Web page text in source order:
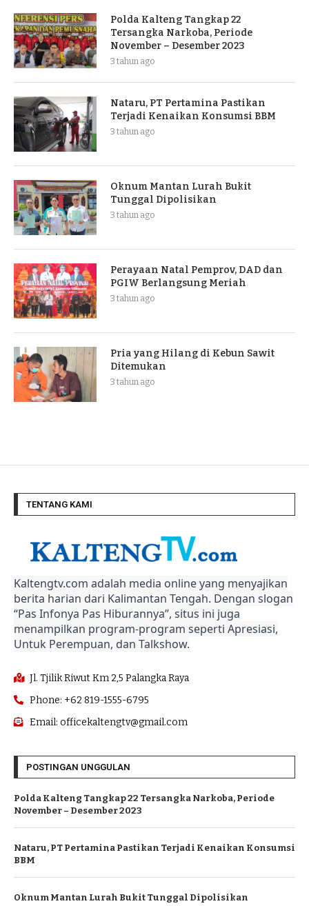
Polda Kalteng Tangkap 22
Tersangka Narkoba, Periode
November – Desember 2023
3 tahun ago
Nataru, PT Pertamina Pastikan
Terjadi Kenaikan Konsumsi BBM
3 tahun ago
Oknum Mantan Lurah Bukit
Tunggal Dipolisikan
3 tahun ago
Perayaan Natal Pemprov, DAD dan
PGIW Berlangsung Meriah
3 tahun ago
Pria yang Hilang di Kebun Sawit
Ditemukan
3 tahun ago
TENTANG KAMI
Kaltengtv.com adalah media online yang menyajikan
berita harian dari Kalimantan Tengah. Dengan slogan
“Pas Infonya Pas Hiburannya”, situs ini juga
menampilkan program-program seperti Apresiasi,
Untuk Perempuan, dan Talkshow.
Jl. Tjilik Riwut Km 2,5 Palangka Raya
Phone: +62 819-1555-6795
Email: officekaltengtv@gmail.com
POSTINGAN UNGGULAN
Polda Kalteng Tangkap 22 Tersangka Narkoba, Periode
November – Desember 2023
Nataru, PT Pertamina Pastikan Terjadi Kenaikan Konsumsi
BBM
Oknum Mantan Lurah Bukit Tunggal Dipolisikan